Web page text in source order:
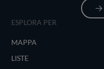
ESPLORA PER
MAPPA
LISTE